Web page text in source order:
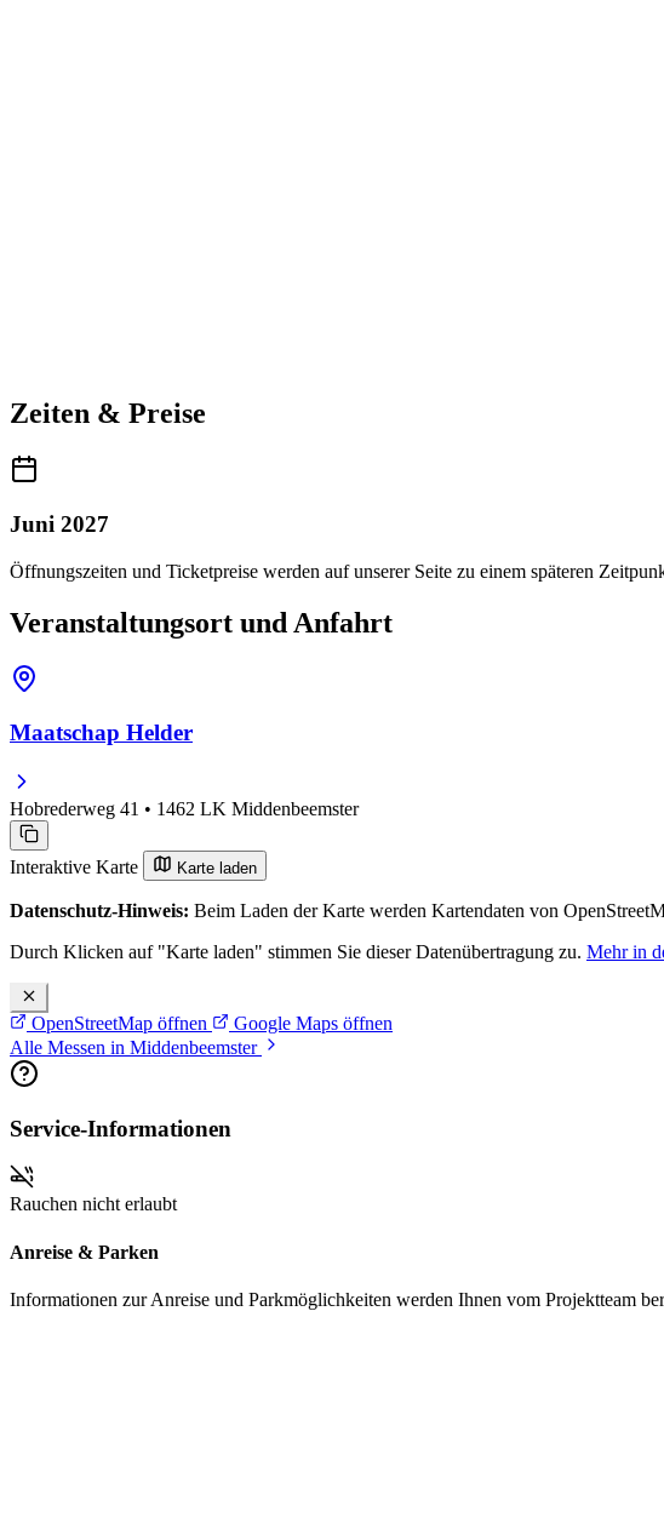
Zeiten & Preise
Juni 2027
Öffnungszeiten und Ticketpreise werden auf unserer Seite zu einem späteren
Veranstaltungsort und Anfahrt
Maatschap Helder
Hobrederweg 41 • 1462 LK Middenbeemster
Interaktive Karte Karte laden
Datenschutz-Hinweis: Beim Laden der Karte werden Kartendaten von
Durch Klicken auf "Karte laden" stimmen Sie dieser Datenübertragung zu. Mehr in
OpenStreetMap öffnen
Google Maps öffnen
Alle Messen in Middenbeemster
Service-Informationen
Rauchen nicht erlaubt
Anreise & Parken
Informationen zur Anreise und Parkmöglichkeiten werden Ihnen vom Projektteam